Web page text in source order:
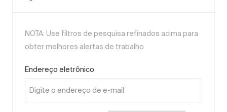
NOTA: Use filtros de pesquisa refinados acima para
obter melhores alertas de trabalho
Endereço eletrônico